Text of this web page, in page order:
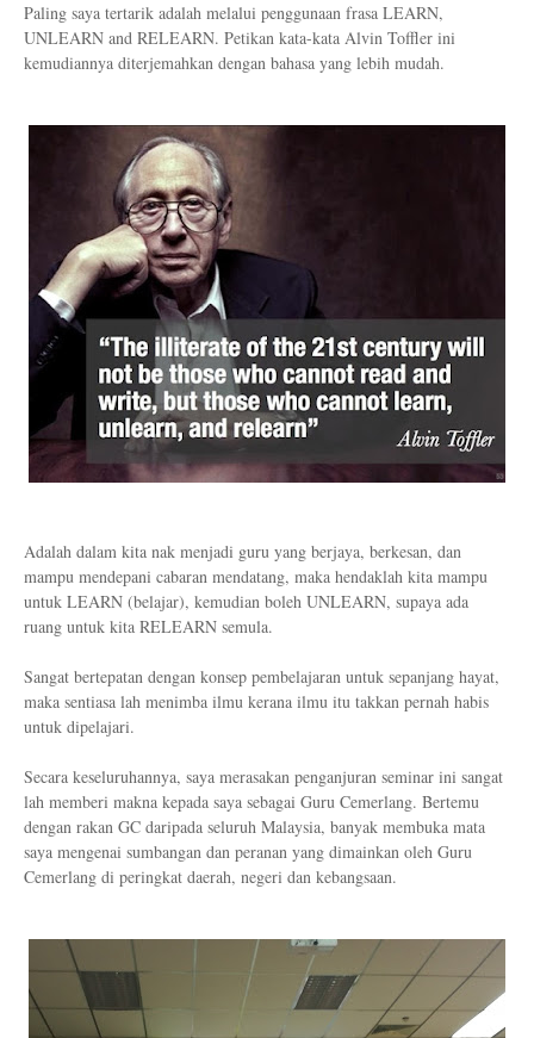
Paling saya tertarik adalah melalui penggunaan frasa LEARN,
UNLEARN and RELEARN. Petikan kata-kata Alvin Toffler ini
kemudiannya diterjemahkan dengan bahasa yang lebih mudah.
Adalah dalam kita nak menjadi guru yang berjaya, berkesan, dan
mampu mendepani cabaran mendatang, maka hendaklah kita mampu
untuk LEARN (belajar), kemudian boleh UNLEARN, supaya ada
ruang untuk kita RELEARN semula.
Sangat bertepatan dengan konsep pembelajaran untuk sepanjang hayat,
maka sentiasa lah menimba ilmu kerana ilmu itu takkan pernah habis
untuk dipelajari.
Secara keseluruhannya, saya merasakan penganjuran seminar ini sangat
lah memberi makna kepada saya sebagai Guru Cemerlang. Bertemu
dengan rakan GC daripada seluruh Malaysia, banyak membuka mata
saya mengenai sumbangan dan peranan yang dimainkan oleh Guru
Cemerlang di peringkat daerah, negeri dan kebangsaan.